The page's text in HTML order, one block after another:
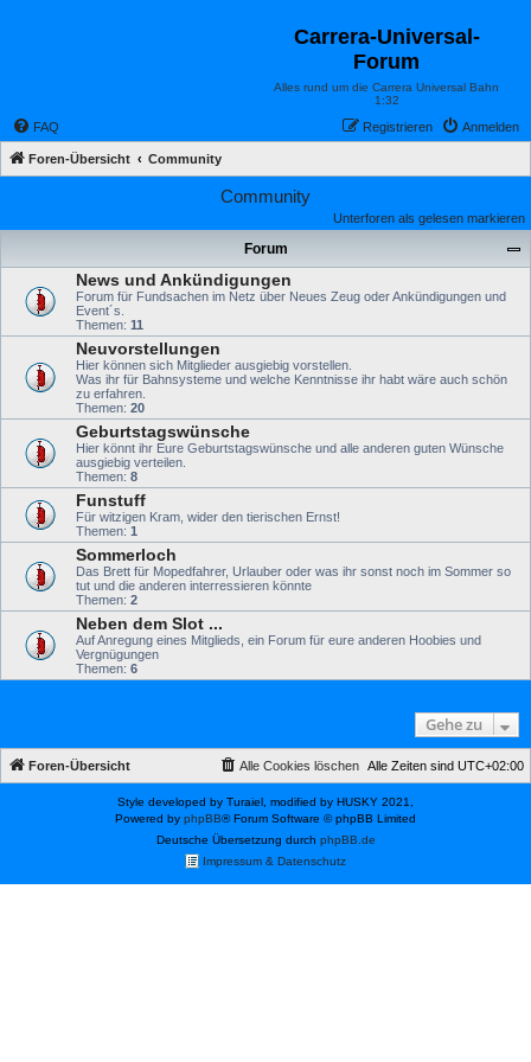
Carrera-Universal-
Forum
Alles rund um die Carrera Universal Bahn
1:32
FAQ Anmelden
Registrieren
Foren-Übersicht Community
Community
Unterforen als gelesen markieren
Forum
News und Ankündigungen
Forum für Fundsachen im Netz über Neues Zeug oder Ankündigungen und
Event´s.
Themen: 11
Neuvorstellungen
Hier können sich Mitglieder ausgiebig vorstellen.
Was ihr für Bahnsysteme und welche Kenntnisse ihr habt wäre auch schön
zu erfahren.
Themen: 20
Geburtstagswünsche
Hier könnt ihr Eure Geburtstagswünsche und alle anderen guten Wünsche
ausgiebig verteilen.
Themen: 8
Funstuff
Für witzigen Kram, wider den tierischen Ernst!
Themen: 1
Sommerloch
Das Brett für Mopedfahrer, Urlauber oder was ihr sonst noch im Sommer so
tut und die anderen interressieren könnte
Themen: 2
Neben dem Slot ...
Auf Anregung eines Mitglieds, ein Forum für eure anderen Hoobies und
Vergnügungen
Themen: 6
Gehe zu
Foren-Übersicht Alle Zeiten sind UTC+02:00
Alle Cookies löschen
Style developed by Turaiel, modified by HUSKY 2021,
Powered by phpBB® Forum Software © phpBB Limited
Deutsche Übersetzung durch phpBB.de
Impressum & Datenschutz